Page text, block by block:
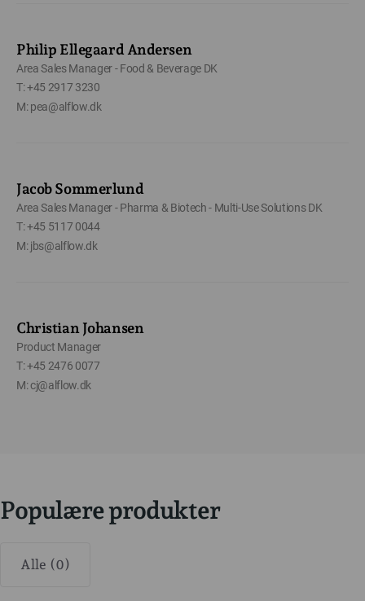
Philip Ellegaard Andersen
Area Sales Manager - Food & Beverage DK
T: +45 2917 3230
M: pea@alflow.dk
Jacob Sommerlund
Area Sales Manager - Pharma & Biotech - Multi-Use Solutions DK
T: +45 5117 0044
M: jbs@alflow.dk
Christian Johansen
Product Manager
T: +45 2476 0077
M: cj@alflow.dk
Populære produkter
Alle (0)